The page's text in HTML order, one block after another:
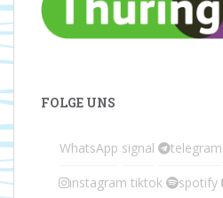
FOLGE UNS
WhatsApp signal telegram
instagram tiktok spotify